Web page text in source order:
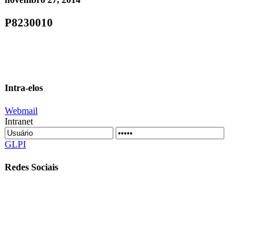
P8230010
Intra-elos
Webmail
Intranet
GLPI
Redes Sociais